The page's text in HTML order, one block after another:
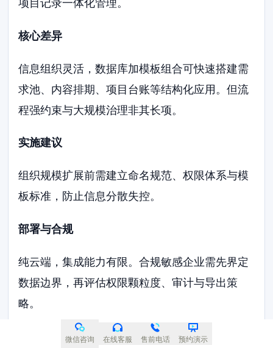
项目记录一体化管理。
核心差异
信息组织灵活，数据库加模板组合可快速搭建需
求池、内容排期、项目台账等结构化应用。但流
程强约束与大规模治理非其长项。
实施建议
组织规模扩展前需建立命名规范、权限体系与模
板标准，防止信息分散失控。
部署与合规
纯云端，集成能力有限。合规敏感企业需先界定
数据边界，再评估权限颗粒度、审计与导出策
略。
10、Zoho Projects｜中小企业项目协作
微信咨询 在线客服 售前电话 预约演示